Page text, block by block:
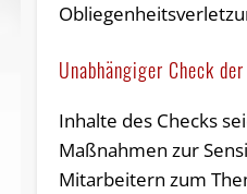
Unabhängiger Check
Inhalte des Checks
Maßnahmen zur
Mitarbeitern zum